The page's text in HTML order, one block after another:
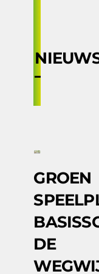
GROEN
DE